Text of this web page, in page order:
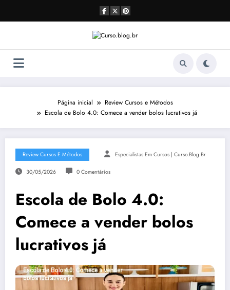
o
Página inicial
Review Cursos e Métodos
Escola de Bolo 4.0: Comece a vender bolos lucrativos já
Review Cursos E Métodos Especialistas Em Cursos | Curso.blog.br
30/05/2026 0 Comentários
Escola de Bolo 4.0:
Comece a vender bolos
lucrativos já